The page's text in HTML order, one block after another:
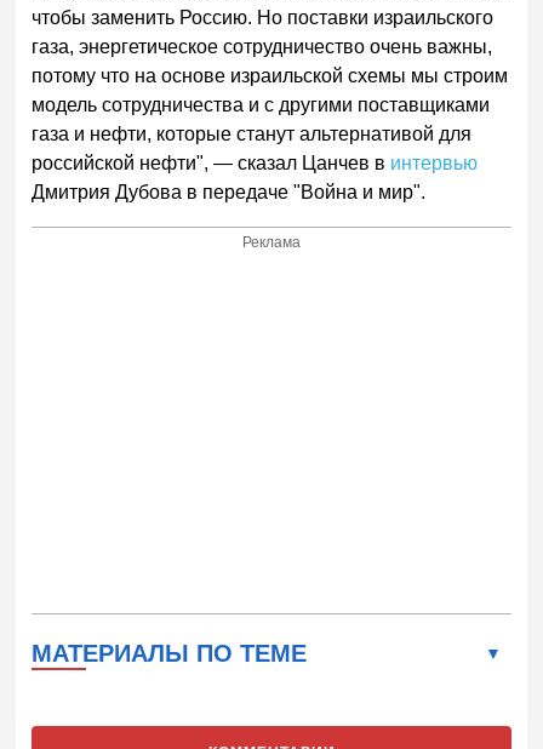
чтобы заменить Россию. Но поставки израильского
газа, энергетическое сотрудничество очень важны,
потому что на основе израильской схемы мы строим
модель сотрудничества и с другими поставщиками
газа и нефти, которые станут альтернативой для
российской нефти", — сказал Цанчев в интервью
Дмитрия Дубова в передаче "Война и мир".
Реклама
МАТЕРИАЛЫ ПО ТЕМЕ